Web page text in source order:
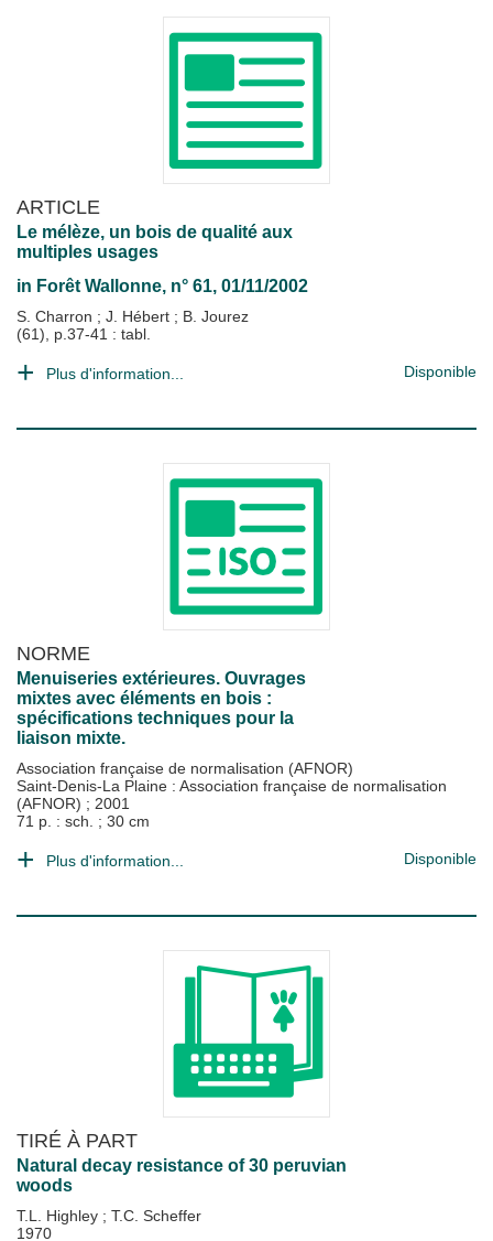
ARTICLE
Le mélèze, un bois de qualité aux
multiples usages
in Forêt Wallonne, n° 61, 01/11/2002
S. Charron ; J. Hébert ; B. Jourez
(61), p.37-41 : tabl.
Plus d'information... Disponible
NORME
Menuiseries extérieures. Ouvrages
mixtes avec éléments en bois :
spécifications techniques pour la
liaison mixte.
Association française de normalisation (AFNOR)
Saint-Denis-La Plaine : Association française de normalisation
(AFNOR) ; 2001
71 p. : sch. ; 30 cm
Plus d'information... Disponible
TIRÉ À PART
Natural decay resistance of 30 peruvian
woods
T.L. Highley ; T.C. Scheffer
1970